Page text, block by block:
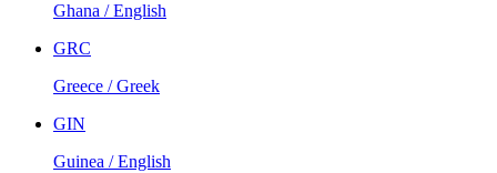
Ghana / English
GRC
Greece / Greek
GIN
Guinea / English